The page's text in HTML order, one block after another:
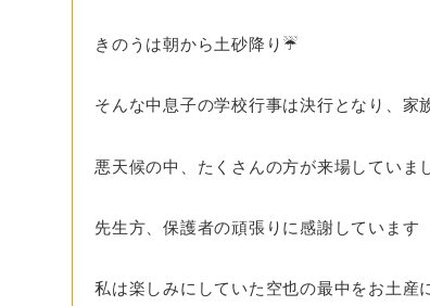
きのうは朝から土砂降り☔️
そんな中息子の学校行事は決行となり、家
悪天候の中、たくさんの方が来場していま
先生方、保護者の頑張りに感謝しています
私は楽しみにしていた空也の最中をお土産